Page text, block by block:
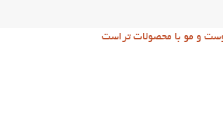
و مو با محصولات تراست